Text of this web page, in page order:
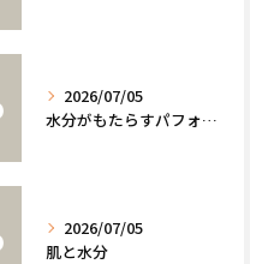
2026/07/05
水分がもたらすパフォーマンスへの影響
2026/07/05
肌と水分